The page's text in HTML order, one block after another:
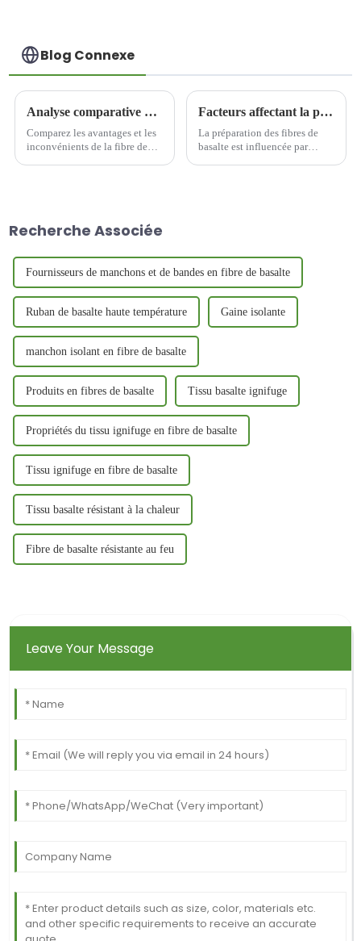
Blog Connexe
Analyse comparative de la fibre de basalte continue et de la fibre de verre
Comparez les avantages et les
inconvénients de la fibre de
d'application.
Facteurs affectant la préparation des fibres de basalte
La préparation des fibres de
basalte est influencée par
Recherche Associée
Fournisseurs de manchons et de bandes en fibre de basalte
Ruban de basalte haute température Gaine isolante
manchon isolant en fibre de basalte
Produits en fibres de basalte Tissu basalte ignifuge
Propriétés du tissu ignifuge en fibre de basalte
Tissu ignifuge en fibre de basalte
Tissu basalte résistant à la chaleur
Fibre de basalte résistante au feu
Leave Your Message